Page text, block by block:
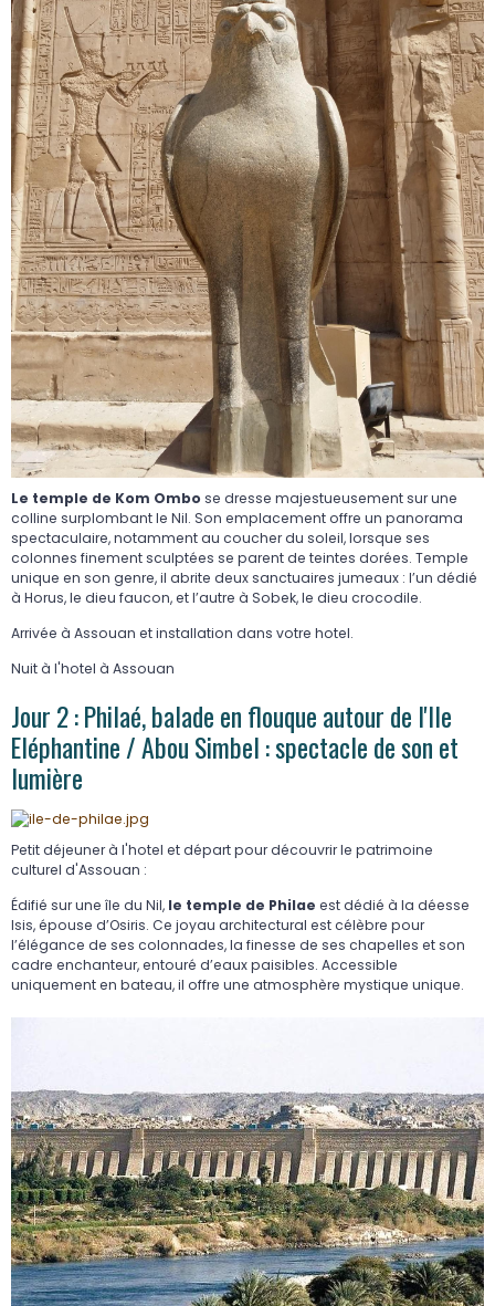
Le temple de Kom Ombo se dresse majestueusement sur une
colline surplombant le Nil. Son emplacement offre un panorama
spectaculaire, notamment au coucher du soleil, lorsque ses
colonnes finement sculptées se parent de teintes dorées. Temple
unique en son genre, il abrite deux sanctuaires jumeaux : l’un dédié
à Horus, le dieu faucon, et l’autre à Sobek, le dieu crocodile.
Arrivée à Assouan et installation dans votre hotel.
Nuit à l'hotel à Assouan
Jour 2 : Philaé, balade en flouque autour de l'Ile
Eléphantine / Abou Simbel : spectacle de son et
lumière
Petit déjeuner à l'hotel et départ pour découvrir le patrimoine
culturel d'Assouan :
Édifié sur une île du Nil, le temple de Philae est dédié à la déesse
Isis, épouse d’Osiris. Ce joyau architectural est célèbre pour
l’élégance de ses colonnades, la finesse de ses chapelles et son
cadre enchanteur, entouré d’eaux paisibles. Accessible
uniquement en bateau, il offre une atmosphère mystique unique.